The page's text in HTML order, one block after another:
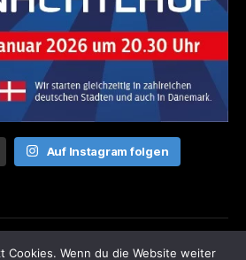
Auf Instagram folgen
Leiden Nach oben↑
Cookies. Wenn du die Website weiter